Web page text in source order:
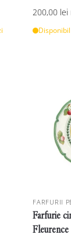
200,00 lei
FARFURII
Farfurie
Fleurence